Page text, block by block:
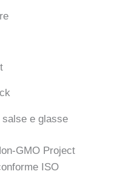
salse e glasse
GMO Project
ISO